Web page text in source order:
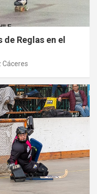
Reglas en el
Cáceres